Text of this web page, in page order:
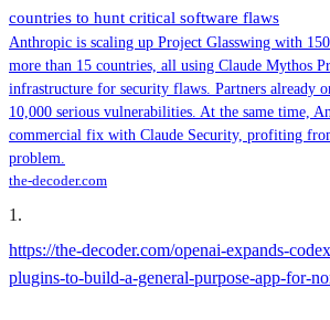
countries to hunt critical software flaws
Anthropic is scaling up Project Glasswing with
more than 15 countries, all using Claude Mythos
infrastructure for security flaws. Partners already
10,000 serious vulnerabilities. At the same time,
commercial fix with Claude Security, profiting
problem.
the-decoder.com
1 .
https://the-decoder.com/openai-expands-
plugins-to-build-a-general-purpose-app-for-